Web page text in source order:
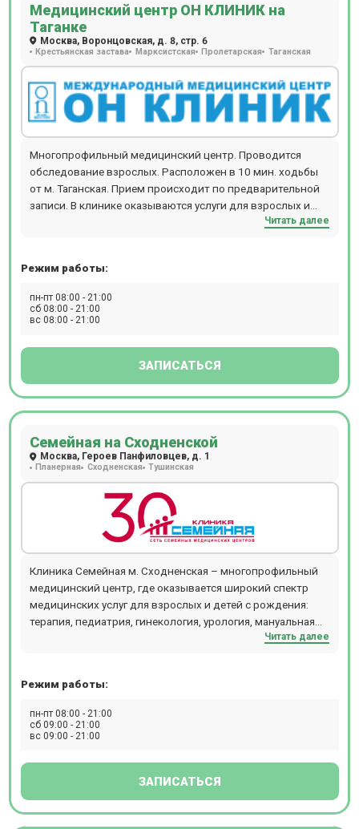
метод, микроскопический метод, микробиологическая
диагностика), проводится вакцинация для взрослых и
детей. Пациентам доступен вызов на дом врача или
младшего медицинского персонала. Детское отделение
дерматологи, неврологи, офтальмологи,
оториноларингологи и т.д. Клиника прекрасно оснащена
всем необходимым для точной диагностики,
пребывания пациентов. Пациентам доступны годовые
программы диспансеризации, рассчитанные на
определенные возрастные категории – от
новорожденных до пожилых людей. Врачи составляют
схемы лечения, опираясь на анамнез, возраст, пол,
совокупно присутствующие в каждом отдельном случае.
Полное поликлиническое обслуживание, предлагаемое
клиникой Семейная на Каширской, особенно актуально
для семей: здесь получит помощь каждый, от мала до
Медицинский центр ОН КЛИНИК на
Таганке
Москва, Воронцовская, д. 8, стр. 6
Крестьянская застава Марксистская Пролетарская Таганская
Многопрофильный медицинский центр. Проводится
обследование взрослых. Расположен в 10 мин. ходьбы
от м. Таганская. Прием происходит по предварительной
записи. В клинике оказываются услуги для взрослых и
Читать далее
Режим работы:
пн-пт 08:00 - 21:00
сб 08:00 - 21:00
вс 08:00 - 21:00
ЗАПИСАТЬСЯ
Семейная на Сходненской
Москва, Героев Панфиловцев, д. 1
Планерная Сходненская Тушинская
Клиника Семейная м. Сходненская – многопрофильный
медицинский центр, где оказывается широкий спектр
медицинских услуг для взрослых и детей с рождения:
терапия, педиатрия, гинекология, урология, мануальная
терапия, дерматология и косметология, проктология,
физиотерапия и т.д. В отделении проводятся следующие
эндоскопия, УЗИ, ЭКГ, эхокардиография, биопсия,
допплерография, ректороманоскопия, суточное
лабораторный кабинет (иммунологические,
Читать далее
Режим работы:
пн-пт 08:00 - 21:00
сб 09:00 - 21:00
вс 09:00 - 21:00
ЗАПИСАТЬСЯ